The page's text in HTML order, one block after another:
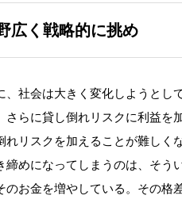
広く戦略的に挑め
社会は大きく変化しようとし
らに貸し倒れリスクに利益を
れリスクを加えることが難し
締めになってしまうのは、そ
のお金を増やしている。その